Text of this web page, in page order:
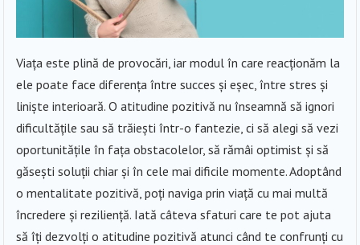
Viața este plină de provocări, iar modul în care reacționăm la
ele poate face diferența între succes și eșec, între stres și
liniște interioară. O atitudine pozitivă nu înseamnă să ignori
dificultățile sau să trăiești într-o fantezie, ci să alegi să vezi
oportunitățile în fața obstacolelor, să rămâi optimist și să
găsești soluții chiar și în cele mai dificile momente. Adoptând
o mentalitate pozitivă, poți naviga prin viață cu mai multă
încredere și reziliență. Iată câteva sfaturi care te pot ajuta
să îți dezvolți o atitudine pozitivă atunci când te confrunți cu